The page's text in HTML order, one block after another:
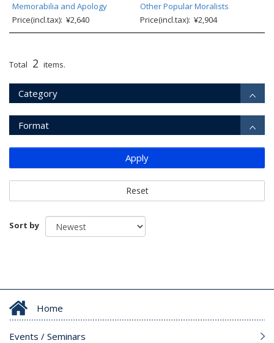
Memorabilia and Apology
Price(incl.tax): ¥2,640
Other Popular Moralists
Price(incl.tax): ¥2,904
Total 2 items.
Category
Format
Apply
Reset
Sort by
Home
Events / Seminars